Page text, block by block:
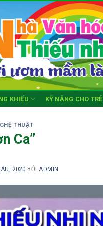
KHIẾU KỸ NĂNG CHO TRẺ
THUẬT
Ca”
2020 BỞI ADMIN